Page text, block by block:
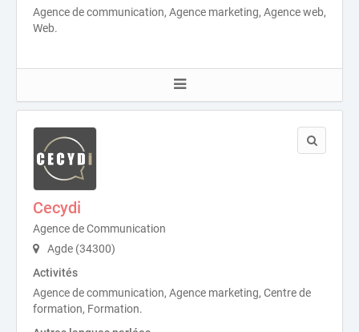
Agence de communication, Agence marketing, Agence web,
Web.
Cecydi
Agence de Communication
Agde (34300)
Activités
Agence de communication, Agence marketing, Centre de
formation, Formation.